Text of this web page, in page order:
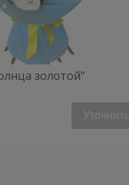
золотой"
Уточнить